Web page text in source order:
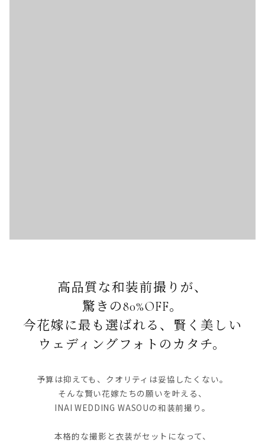
高品質な和装前撮りが、
驚きの80%OFF。
今花嫁に最も選ばれる、賢く美しい
ウェディングフォトのカタチ。
予算は抑えても、クオリティは妥協したくない。
そんな賢い花嫁たちの願いを叶える、
INAI WEDDING WASOUの和装前撮り。
本格的な撮影と衣装がセットになって、